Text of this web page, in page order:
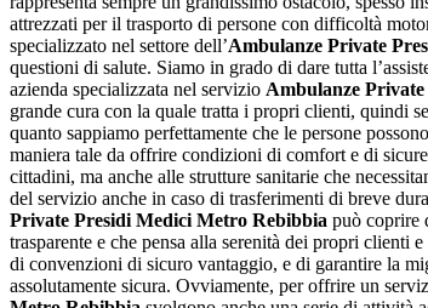
attrezzati per il trasporto di persone con difficoltà
specializzato nel settore dell’Ambulanze Private
questioni di salute. Siamo in grado di dare tutta
azienda specializzata nel servizio Ambulanze
grande cura con la quale tratta i propri clienti, quindi
quanto sappiamo perfettamente che le persone
maniera tale da offrire condizioni di comfort e di
cittadini, ma anche alle strutture sanitarie che
del servizio anche in caso di trasferimenti di breve
Private Presidi Medici Metro Rebibbia può coprire
trasparente e che pensa alla serenità dei propri clienti
di convenzioni di sicuro vantaggio, e di garantire la
assolutamente sicura. Ovviamente, per offrire un